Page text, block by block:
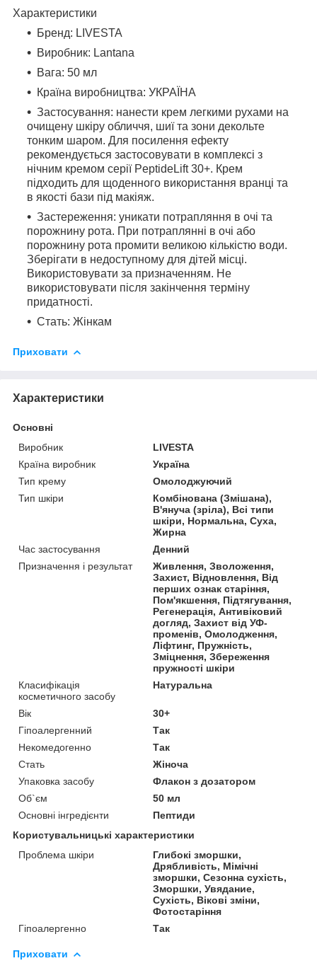
Характеристики
Бренд: LIVESTA
Виробник: Lantana
Вага: 50 мл
Країна виробництва: УКРАЇНА
Застосування: нанести крем легкими рухами на
очищену шкіру обличчя, шиї та зони декольте
тонким шаром. Для посилення ефекту
рекомендується застосовувати в комплексі з
нічним кремом серії PeptideLift 30+. Крем
підходить для щоденного використання вранці та
в якості бази під макіяж.
Застереження: уникати потрапляння в очі та
порожнину рота. При потраплянні в очі або
порожнину рота промити великою кількістю води.
Зберігати в недоступному для дітей місці.
Використовувати за призначенням. Не
використовувати після закінчення терміну
придатності.
Стать: Жінкам
Приховати
Характеристики
Основні
Виробник
LIVESTA
Країна виробник
Україна
Тип крему
Омолоджуючий
Тип шкіри
Комбінована (Змішана),
В'януча (зріла), Всі типи
шкіри, Нормальна, Суха,
Жирна
Час застосування
Денний
Призначення і результат
Живлення, Зволоження,
Захист, Відновлення, Від
перших ознак старіння,
Пом'якшення, Підтягування,
Регенерація, Антивіковий
догляд, Захист від УФ-
променів, Омолодження,
Ліфтинг, Пружність,
Зміцнення, Збереження
пружності шкіри
Класифікація
косметичного засобу
Натуральна
Вік
30+
Гіпоалергенний
Так
Некомедогенно
Так
Стать
Жіноча
Упаковка засобу
Флакон з дозатором
Об`єм
50 мл
Основні інгредієнти
Пептиди
Користувальницькі характеристики
Проблема шкіри
Глибокі зморшки,
Дрябливість, Мімічні
зморшки, Сезонна сухість,
Зморшки, Увядание,
Сухість, Вікові зміни,
Фотостаріння
Гіпоалергенно
Так
Приховати